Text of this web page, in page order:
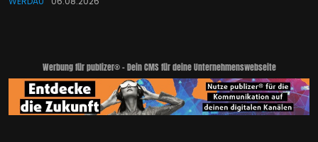
Werbung für publizer® - Dein CMS für deine Unternehmenswebseite